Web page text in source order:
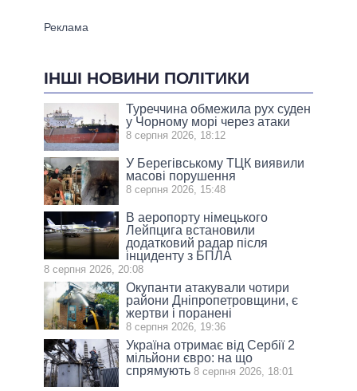
ІНШІ НОВИНИ ПОЛІТИКИ
Туреччина обмежила рух суден
у Чорному морі через атаки
8 серпня 2026, 18:12
У Берегівському ТЦК виявили
масові порушення
8 серпня 2026, 15:48
В аеропорту німецького
Лейпцига встановили
додатковий радар після
інциденту з БПЛА
8 серпня 2026, 20:08
Окупанти атакували чотири
райони Дніпропетровщини, є
жертви і поранені
8 серпня 2026, 19:36
Україна отримає від Сербії 2
мільйони євро: на що
спрямують 8 серпня 2026, 18:01